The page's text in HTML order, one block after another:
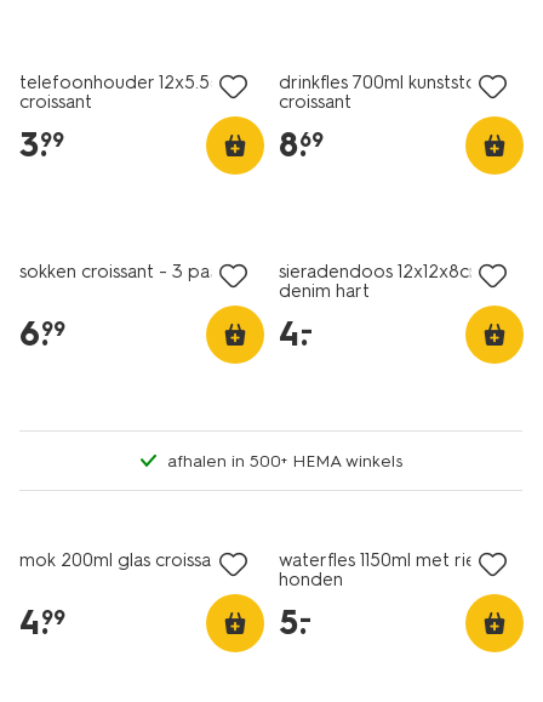
telefoonhouder 12x5.5cm
croissant
3.
99
drinkfles 700ml kunststof
croissant
8.
69
sokken croissant - 3 paar
6.
99
sieradendoos 12x12x8cm
denim hart
4.
–
afhalen in 500+ HEMA winkels
mok 200ml glas croissant
4.
99
nieuw
waterfles 1150ml met rietje
honden
5.
–